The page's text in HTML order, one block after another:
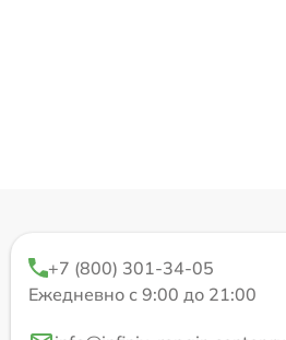
+7 (800) 301-34-05
Ежедневно с 9:00 до 21:00